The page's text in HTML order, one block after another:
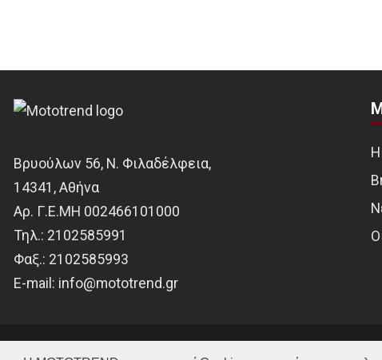
Βρυούλων 56, Ν. Φιλαδέλφεια,
14341, Αθήνα
Αρ. Γ.Ε.ΜΗ 002466101000
Τηλ.: 2102585991
Φαξ.: 2102585993
Ε-mail: info@mototrend.gr
Η